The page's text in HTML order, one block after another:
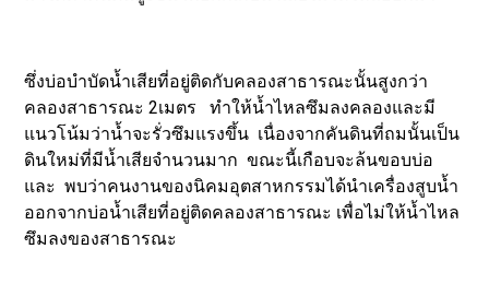
ซึ่งบ่อบำบัดน้ำเสียที่อยู่ติดกับคลองสาธารณะนั้นสูงกว่า
คลองสาธารณะ 2เมตร ทำให้น้ำไหลซึมลงคลองและมี
แนวโน้มว่าน้ำจะรั่วซึมแรงขึ้น เนื่องจากคันดินที่ถมนั้นเป็น
ดินใหม่ที่มีน้ำเสียจำนวนมาก ขณะนี้เกือบจะล้นขอบบ่อ
และ พบว่าคนงานของนิคมอุตสาหกรรมได้นำเครื่องสูบน้ำ
ออกจากบ่อน้ำเสียที่อยู่ติดคลองสาธารณะ เพื่อไม่ให้น้ำไหล
ซึมลงของสาธารณะ